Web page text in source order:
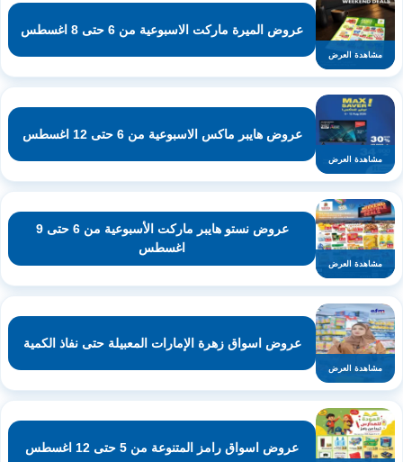
مشاهدة العرض
عروض الميرة ماركت الاسبوعية من 6 حتى 8 اغسطس
مشاهدة العرض
عروض هايبر ماكس الاسبوعية من 6 حتى 12 اغسطس
مشاهدة العرض
عروض نستو هايبر ماركت الأسبوعية من 6 حتى 9
اغسطس
مشاهدة العرض
عروض اسواق زهرة الإمارات المعبيلة حتى نفاذ الكمية
عروض اسواق رامز المتنوعة من 5 حتى 12 اغسطس